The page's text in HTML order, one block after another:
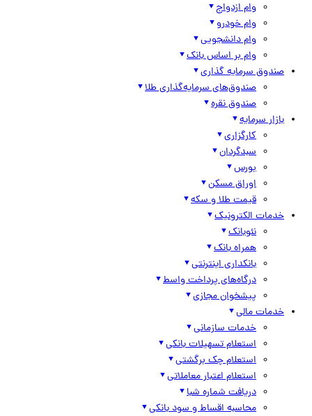
وام ازدواج
وام خودرو
وام دانشجویی
وام بر اساس بانک
صندوق سرمایه گذاری
صندوق‌های سرمایه‌گذاری طلا
صندوق نقره
بازار سرمایه
کارگزاری
سبدگردان
بورس
اوراق مسکن
قیمت طلا و سکه
خدمات الکترونیک
نئوبانک
همراه بانک
بانکداری اینترنتی
درگاه‌های پرداخت واسط
پیشخوان مجازی
خدمات مالی
خدمات سازمانی
استعلام تسهیلات بانکی
استعلام چک برگشتی
استعلام اعتبار معاملاتی
دریافت شماره شبا
محاسبه اقساط و سود بانکی